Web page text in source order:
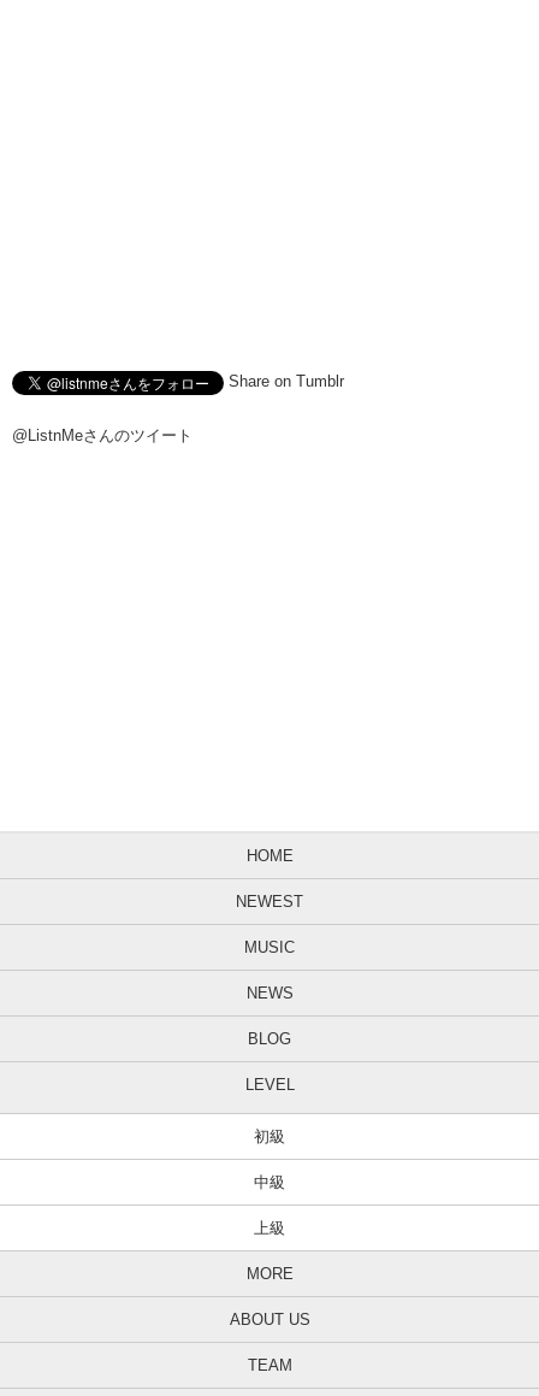
Share on Tumblr
@ListnMeさんのツイート
HOME
NEWEST
MUSIC
NEWS
BLOG
LEVEL
初級
中級
上級
MORE
ABOUT US
TEAM